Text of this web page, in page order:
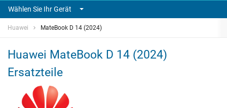
Wählen Sie Ihr Gerät
Huawei MateBook D 14 (2024)
Huawei MateBook D 14 (2024)
Ersatzteile